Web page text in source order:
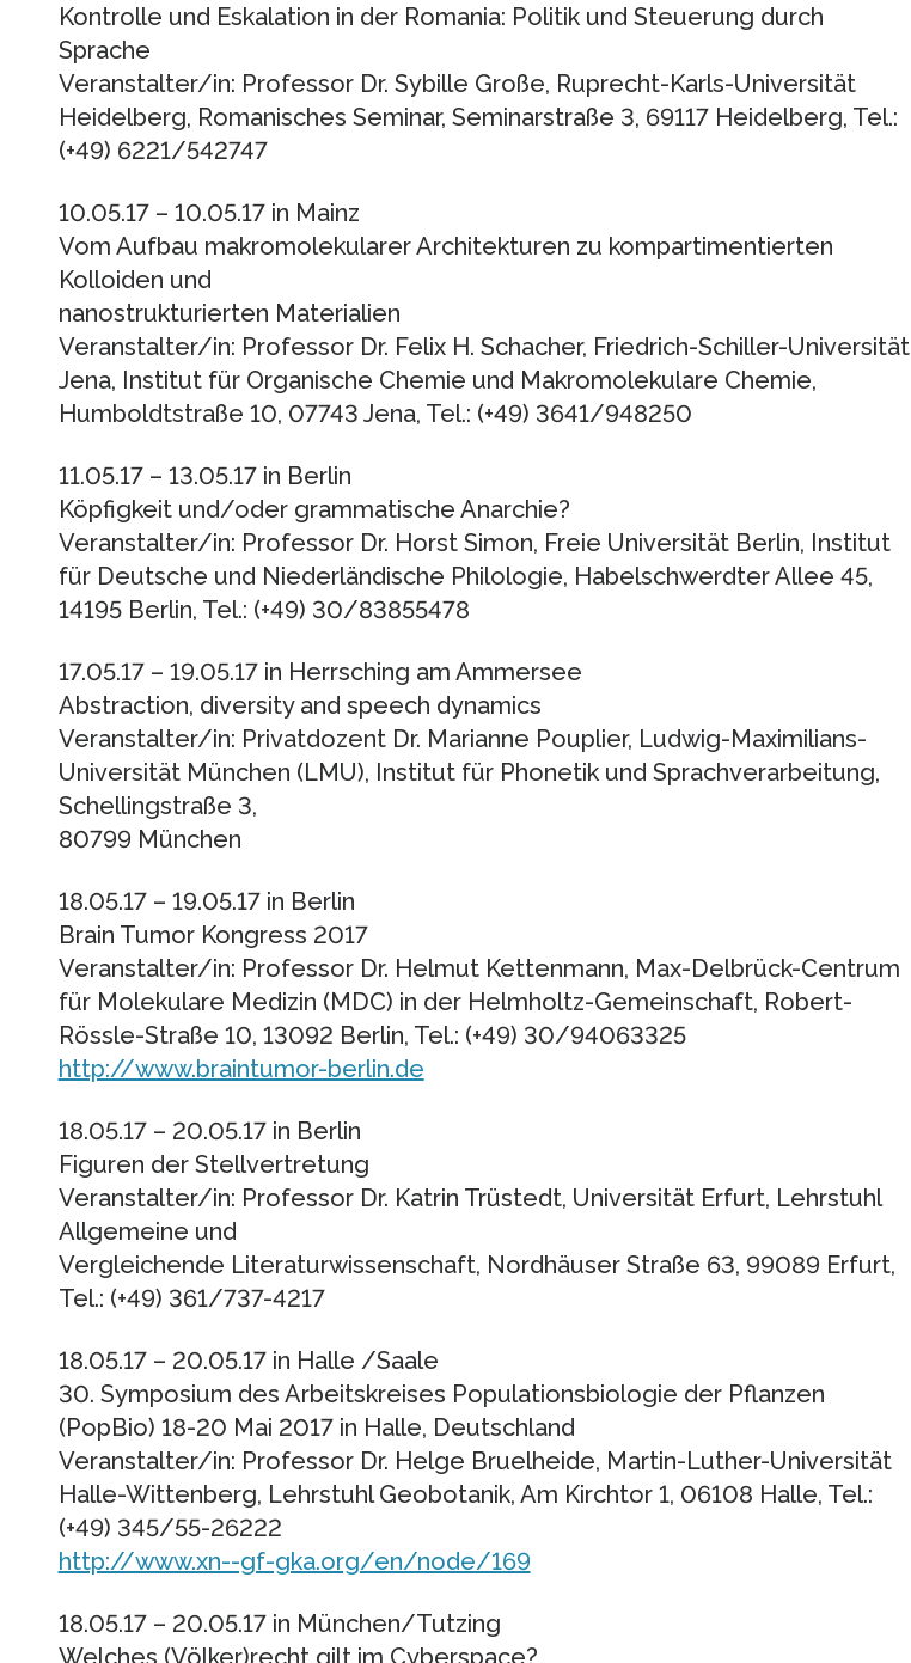
Kontrolle und Eskalation in der Romania: Politik und Steuerung durch
Sprache
Veranstalter/in: Professor Dr. Sybille Große, Ruprecht-Karls-Universität
Heidelberg, Romanisches Seminar, Seminarstraße 3, 69117 Heidelberg, Tel.:
(+49) 6221/542747
10.05.17 – 10.05.17 in Mainz
Vom Aufbau makromolekularer Architekturen zu kompartimentierten
Kolloiden und
nanostrukturierten Materialien
Veranstalter/in: Professor Dr. Felix H. Schacher, Friedrich-Schiller-Universität
Jena, Institut für Organische Chemie und Makromolekulare Chemie,
Humboldtstraße 10, 07743 Jena, Tel.: (+49) 3641/948250
11.05.17 – 13.05.17 in Berlin
Köpfigkeit und/oder grammatische Anarchie?
Veranstalter/in: Professor Dr. Horst Simon, Freie Universität Berlin, Institut
für Deutsche und Niederländische Philologie, Habelschwerdter Allee 45,
14195 Berlin, Tel.: (+49) 30/83855478
17.05.17 – 19.05.17 in Herrsching am Ammersee
Abstraction, diversity and speech dynamics
Veranstalter/in: Privatdozent Dr. Marianne Pouplier, Ludwig-Maximilians-
Universität München (LMU), Institut für Phonetik und Sprachverarbeitung,
Schellingstraße 3,
80799 München
18.05.17 – 19.05.17 in Berlin
Brain Tumor Kongress 2017
Veranstalter/in: Professor Dr. Helmut Kettenmann, Max-Delbrück-Centrum
für Molekulare Medizin (MDC) in der Helmholtz-Gemeinschaft, Robert-
Rössle-Straße 10, 13092 Berlin, Tel.: (+49) 30/94063325
http://www.braintumor-berlin.de
18.05.17 – 20.05.17 in Berlin
Figuren der Stellvertretung
Veranstalter/in: Professor Dr. Katrin Trüstedt, Universität Erfurt, Lehrstuhl
Allgemeine und
Vergleichende Literaturwissenschaft, Nordhäuser Straße 63, 99089 Erfurt,
Tel.: (+49) 361/737-4217
18.05.17 – 20.05.17 in Halle /Saale
30. Symposium des Arbeitskreises Populationsbiologie der Pflanzen
(PopBio) 18-20 Mai 2017 in Halle, Deutschland
Veranstalter/in: Professor Dr. Helge Bruelheide, Martin-Luther-Universität
Halle-Wittenberg, Lehrstuhl Geobotanik, Am Kirchtor 1, 06108 Halle, Tel.:
(+49) 345/55-26222
http://www.xn--gf-gka.org/en/node/169
18.05.17 – 20.05.17 in München/Tutzing